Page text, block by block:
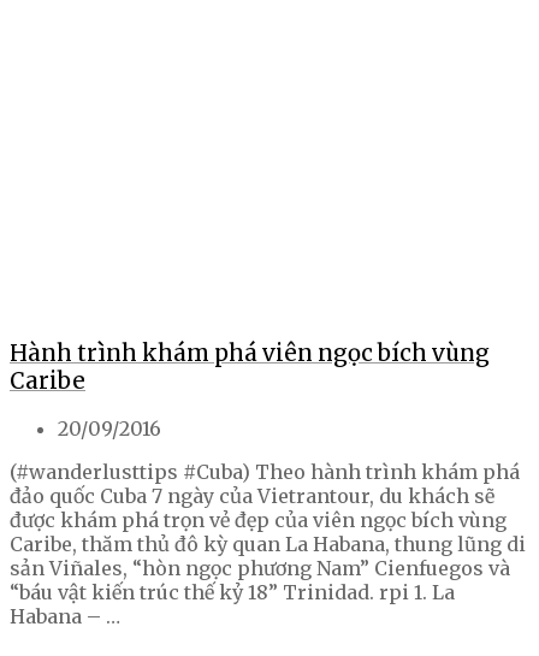
Hành trình khám phá viên ngọc bích vùng
Caribe
20/09/2016
(#wanderlusttips #Cuba) Theo hành trình khám phá
đảo quốc Cuba 7 ngày của Vietrantour, du khách sẽ
được khám phá trọn vẻ đẹp của viên ngọc bích vùng
Caribe, thăm thủ đô kỳ quan La Habana, thung lũng di
sản Viñales, “hòn ngọc phương Nam” Cienfuegos và
“báu vật kiến trúc thế kỷ 18” Trinidad. rpi 1. La
Habana – …